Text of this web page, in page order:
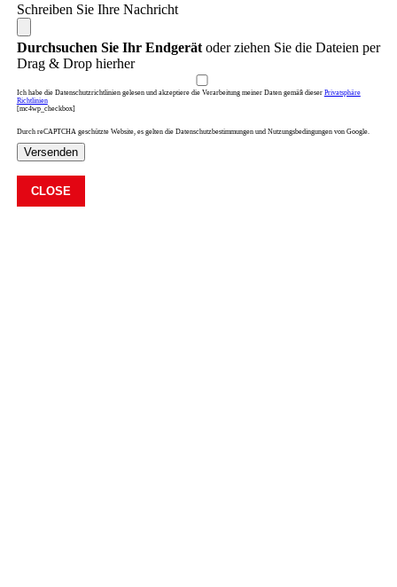
Schreiben Sie Ihre Nachricht
Durchsuchen Sie Ihr Endgerätoder ziehen Sie die Dateien per
Drag & Drop hierher
Ich habe die Datenschutzrichtlinien gelesen und akzeptiere die Verarbeitung meiner Daten gemäß dieser Privatsphäre
Richtlinien
[mc4wp_checkbox]
Durch reCAPTCHA geschützte Website, es gelten die Datenschutzbestimmungen und Nutzungsbedingungen von Google.
Versenden
CLOSE